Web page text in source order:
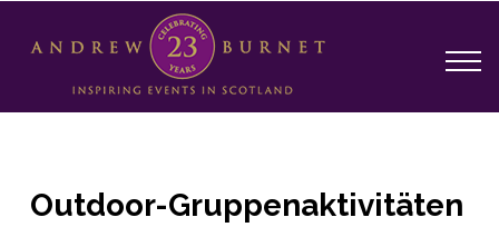
Outdoor-Gruppenaktivitäten